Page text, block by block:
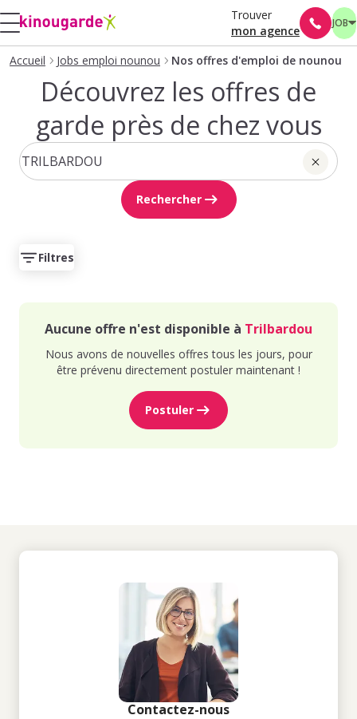
Trouver
mon agence
JOB
Accueil Jobs emploi nounou Nos offres d'emploi de nounou
Découvrez les offres de
garde près de chez vous
Rechercher
Filtres
Aucune offre n'est disponible à Trilbardou
Nous avons de nouvelles offres tous les jours, pour
être prévenu directement postuler maintenant !
Postuler
Contactez-nous